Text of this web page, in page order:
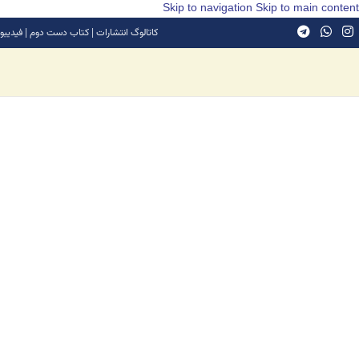
Skip to navigation Skip to main content
کاتالوگ انتشارات | کتاب دست دوم | فیدیبو